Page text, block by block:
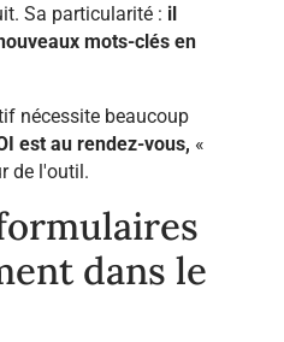
Sa particularité : il
mots-clés en
nécessite beaucoup
est au rendez-vous, «
de l'outil.
dans le